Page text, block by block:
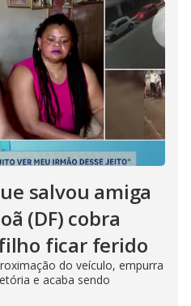
salvou amiga
(DF) cobra
ficar ferido
do veículo, empurra
e acaba sendo